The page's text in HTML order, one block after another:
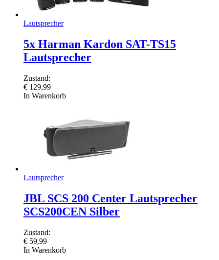
Lautsprecher
5x Harman Kardon SAT-TS15
Lautsprecher
Zustand:
€ 129,99
In Warenkorb
Lautsprecher
JBL SCS 200 Center Lautsprecher
SCS200CEN Silber
Zustand:
€ 59,99
In Warenkorb